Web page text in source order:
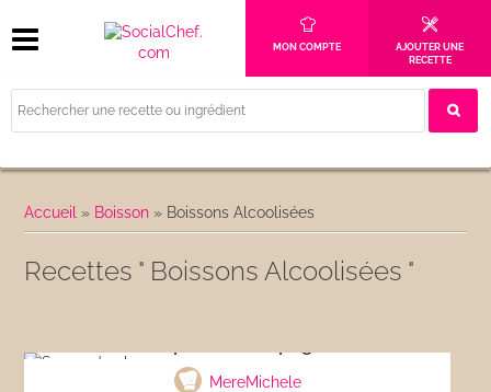
MON COMPTE
AJOUTER UNE
RECETTE
Accueil » Boisson » Boissons Alcoolisées
Recettes " Boissons Alcoolisées "
MereMichele